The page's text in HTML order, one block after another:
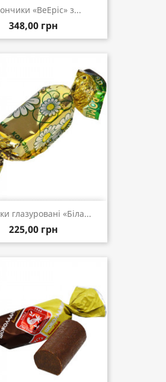
«BeEpic» з...
348,00 грн
глазуровані «Біла...
225,00 грн